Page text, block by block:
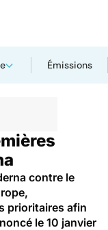
Émissions
contre le
prioritaires afin
le 10 janvier